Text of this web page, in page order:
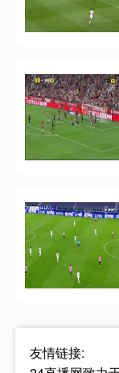
友情链接: